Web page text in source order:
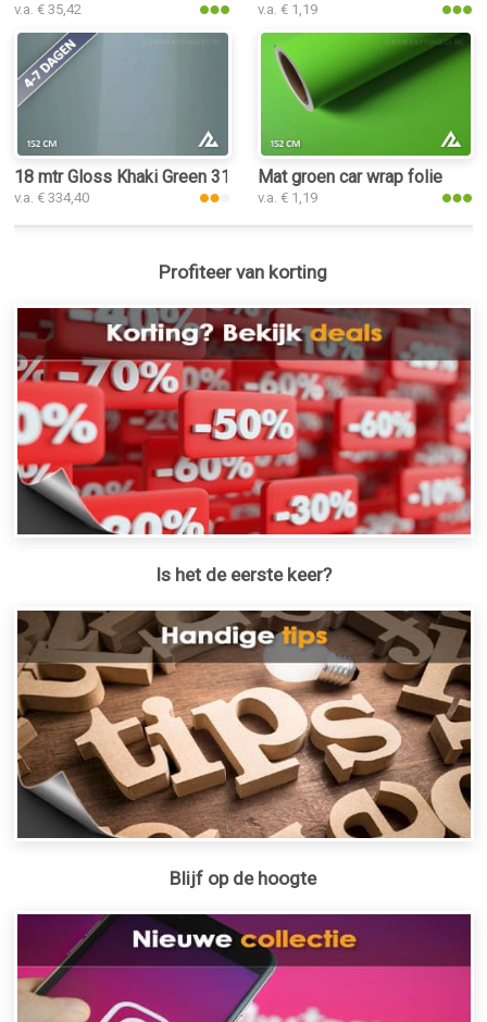
v.a. € 35,42 v.a. € 1,19
18 mtr Gloss Khaki Green 3142 car wrap folie
v.a. € 334,40
Mat groen car wrap folie
v.a. € 1,19
Profiteer van korting
Is het de eerste keer?
Blijf op de hoogte